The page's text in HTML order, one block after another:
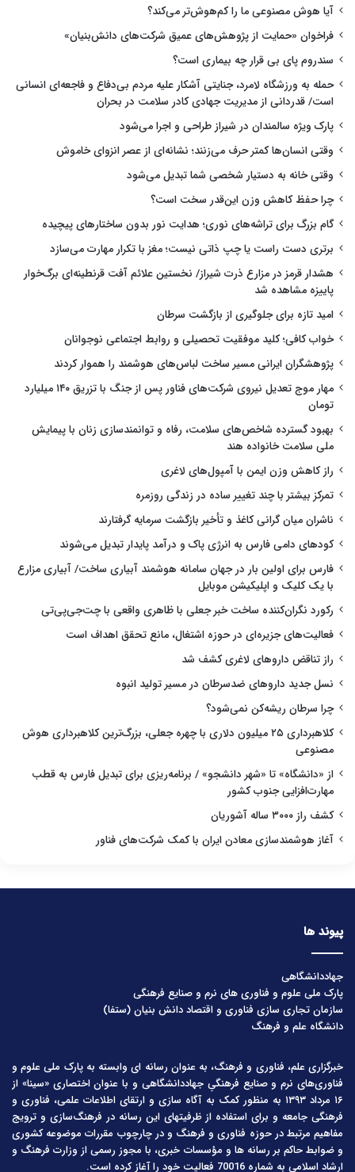
آیا هوش مصنوعی ما را کم‌هوش‌تر می‌کند؟
فراخوان «حمایت از پژوهش‌های عمیق شرکت‌های دانش‌بنیان»
سندروم پای بی قرار چه بیماری است؟
حمله به ورزشگاه لامرد، جنایتی آشکار علیه مردم بی‌دفاع و فاجعه‌ای انسانی
است/ قدردانی از مدیریت جهادی کادر سلامت در بحران
پارک ویژه سالمندان در شیراز طراحی و اجرا می‌شود
وقتی انسان‌ها کمتر حرف می‌زنند؛ نشانه‌ای از عصر انزوای خاموش
وقتی خانه به دستیار شخصی شما تبدیل می‌شود
چرا حفظ کاهش وزن این‌قدر سخت است؟
گام بزرگ برای تراشه‌های نوری؛ هدایت نور بدون ساختارهای پیچیده
برتری دست راست یا چپ ذاتی نیست؛ مغز با تکرار مهارت می‌سازد
هشدار قرمز در مزارع ذرت شیراز/ نخستین علائم آفت قرنطینه‌ای برگ‌خوار
پاییزه مشاهده شد
امید تازه برای جلوگیری از بازگشت سرطان
خواب کافی؛ کلید موفقیت تحصیلی و روابط اجتماعی نوجوانان
پژوهشگران ایرانی مسیر ساخت لباس‌های هوشمند را هموار کردند
مهار موج تعدیل نیروی شرکت‌های فناور پس از جنگ با تزریق ۱۴۰ میلیارد
تومان
بهبود گسترده شاخص‌های سلامت، رفاه و توانمندسازی زنان با پیمایش
ملی سلامت خانواده هند
راز کاهش وزن ایمن با آمپول‌های لاغری
تمرکز بیشتر با چند تغییر ساده در زندگی روزمره
ناشران میان گرانی کاغذ و تأخیر بازگشت سرمایه گرفتارند
کودهای دامی فارس به انرژی پاک و درآمد پایدار تبدیل می‌شوند
فارس برای اولین بار در جهان سامانه هوشمند آبیاری ساخت/ آبیاری مزارع
با یک کلیک و اپلیکیشن موبایل
رکورد نگران‌کننده ساخت خبر جعلی با ظاهری واقعی با چت‌جی‌پی‌تی
فعالیت‌های جزیره‌ای در حوزه اشتغال، مانع تحقق اهداف است
راز تناقض داروهای لاغری کشف شد
نسل جدید داروهای ضدسرطان در مسیر تولید انبوه
چرا سرطان ریشه‌کن نمی‌شود؟
کلاهبرداری ۲۵ میلیون دلاری با چهره جعلی، بزرگ‌ترین کلاهبرداری هوش
مصنوعی
از «دانشگاه» تا «شهر دانشجو» / برنامه‌ریزی برای تبدیل فارس به قطب
مهارت‌افزایی جنوب کشور
کشف راز ۳۰۰۰ ساله آشوریان
آغاز هوشمندسازی معادن ایران با کمک شرکت‌های فناور
پیوند ها
جهاددانشگاهی
پارک ملی علوم و فناوری های نرم و صنایع فرهنگی
سازمان تجاری سازی فناوری و اقتصاد دانش بنیان (ستفا)
دانشگاه علم و فرهنگ
خبرگزاری علم، فناوری و فرهنگ، به عنوان رسانه ای وابسته به پارک ملی علوم و
فناوری‌های نرم و صنایع فرهنگیِ جهاددانشگاهی و با عنوان اختصاری «سینا» از
۱۶ مرداد ۱۳۹۳ به منظور کمک به آگاه سازی و ارتقای اطلاعات علمی، فناوری و
فرهنگی جامعه و برای استفاده از ظرفیتهای این رسانه در فرهنگ‌سازی و ترویج
مفاهیم مرتبط در حوزه فناوری و فرهنگ و در چارچوب مقررات موضوعه کشوری
و ضوابط حاکم بر رسانه ها و مؤسسات خبری، با مجوز رسمی از وزارت فرهنگ و
ارشاد اسلامی به شماره 70016 فعالیت خود را آغاز کرده است.